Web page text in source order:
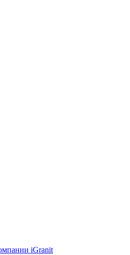
iGranit